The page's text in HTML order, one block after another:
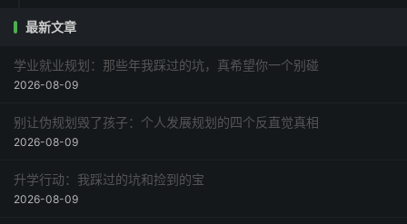
最新文章
学业就业规划：那些年我踩过的坑，真希望你一个别碰
2026-08-09
别让伪规划毁了孩子：个人发展规划的四个反直觉真相
2026-08-09
升学行动：我踩过的坑和捡到的宝
2026-08-09